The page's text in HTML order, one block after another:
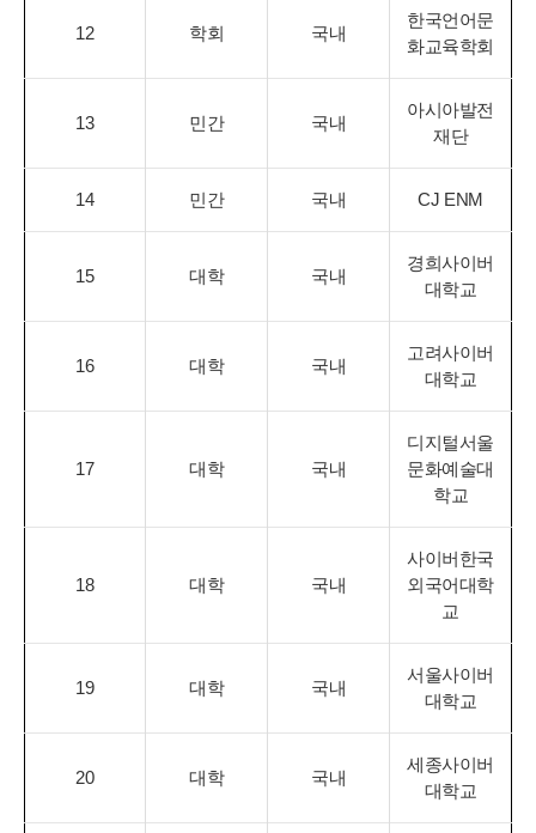
12 학회 국내
한국언어문
화교육학회
13 민간 국내
아시아발전
재단
14 민간 국내 CJ ENM
15 대학 국내
경희사이버
대학교
16 대학 국내
고려사이버
대학교
17 대학 국내
디지털서울
문화예술대
학교
18 대학 국내
사이버한국
외국어대학
교
19 대학 국내
서울사이버
대학교
20 대학 국내
세종사이버
대학교